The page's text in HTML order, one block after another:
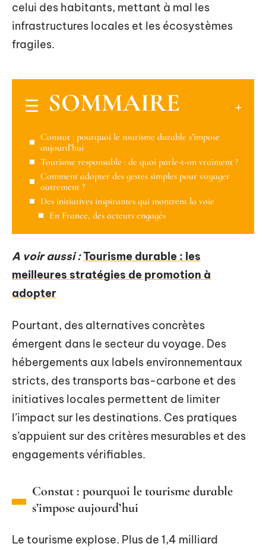
celui des habitants, mettant à mal les
infrastructures locales et les écosystèmes
fragiles.
SOMMAIRE
Constat : pourquoi le tourisme durable s’impose
aujourd’hui
Tourisme responsable : de quoi parle-t-on vraiment ?
Comment adopter des gestes simples pour voyager
autrement ?
Des initiatives inspirantes qui montrent la voie
En France, des acteurs engagés
A voir aussi :Tourisme durable : les
meilleures stratégies de promotion à
adopter
Pourtant, des alternatives concrètes
émergent dans le secteur du voyage. Des
hébergements aux labels environnementaux
stricts, des transports bas-carbone et des
initiatives locales permettent de limiter
l’impact sur les destinations. Ces pratiques
s’appuient sur des critères mesurables et des
engagements vérifiables.
Constat : pourquoi le tourisme durable
s’impose aujourd’hui
Le tourisme explose. Plus de 1,4 milliard